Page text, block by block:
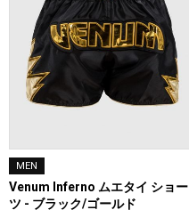
MEN
Venum Inferno ムエタイ ショー
ツ - ブラック/ゴールド